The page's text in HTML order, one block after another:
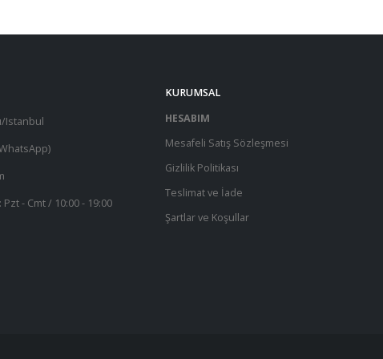
Istanbul
Pzt - Cmt / 10:00 - 19:00
KURUMSAL
HESABIM
Mesafeli Satış Sözleşmesi
Gizlilik Politikası
Teslimat ve İade
Şartlar ve Koşullar